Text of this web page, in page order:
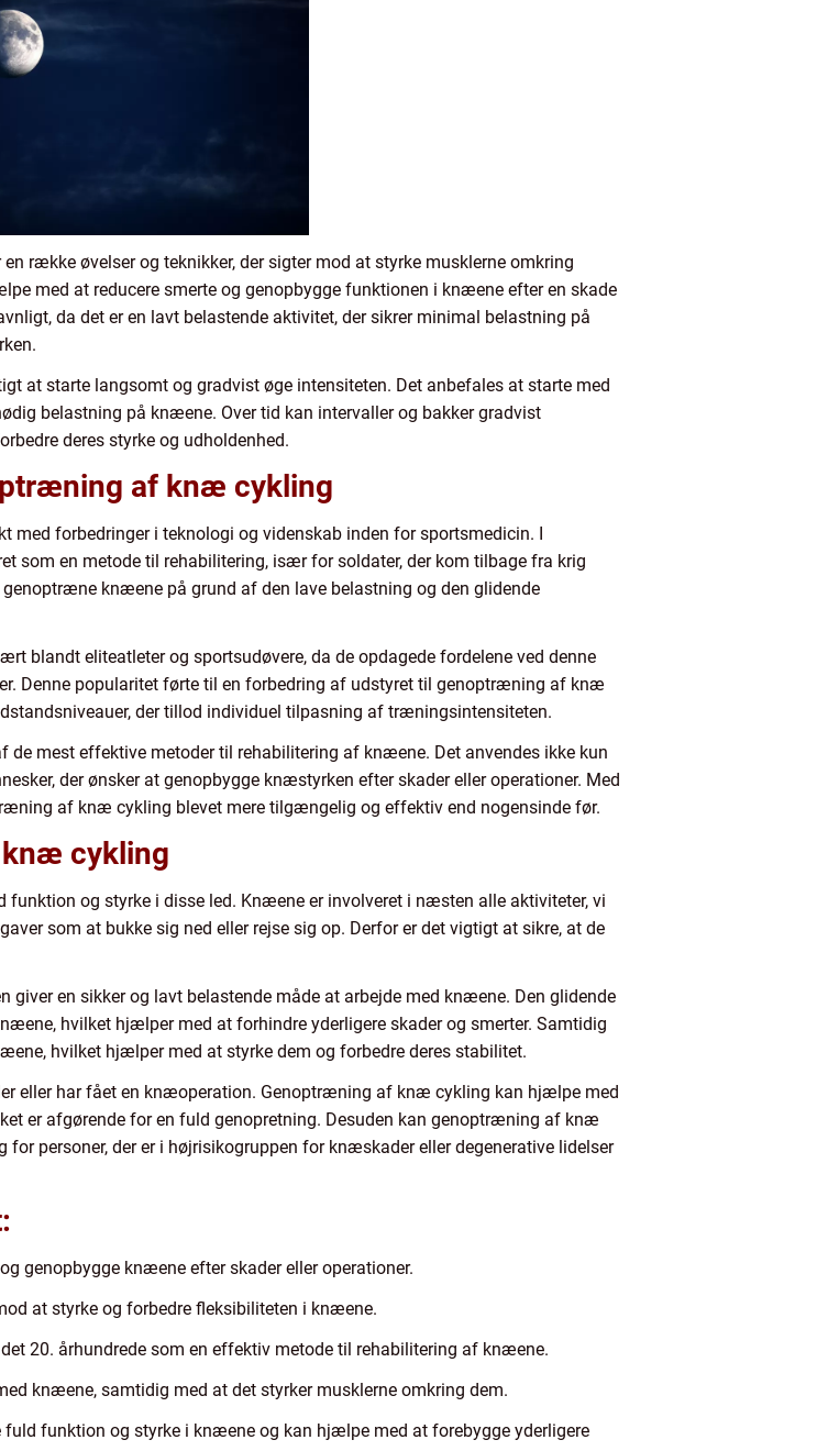
række øvelser og teknikker, der sigter mod at styrke musklerne omkring
med at reducere smerte og genopbygge funktionen i knæene efter en skade
da det er en lavt belastende aktivitet, der sikrer minimal belastning på
at starte langsomt og gradvist øge intensiteten. Det anbefales at starte med
belastning på knæene. Over tid kan intervaller og bakker gradvist
deres styrke og udholdenhed.
af knæ cykling
forbedringer i teknologi og videnskab inden for sportsmedicin. I
som en metode til rehabilitering, især for soldater, der kom tilbage fra krig
knæene på grund af den lave belastning og den glidende
blandt eliteatleter og sportsudøvere, da de opdagede fordelene ved denne
Denne popularitet førte til en forbedring af udstyret til genoptræning af knæ
der tillod individuel tilpasning af træningsintensiteten.
mest effektive metoder til rehabilitering af knæene. Det anvendes ikke kun
der ønsker at genopbygge knæstyrken efter skader eller operationer. Med
af knæ cykling blevet mere tilgængelig og effektiv end nogensinde før.
cykling
og styrke i disse led. Knæene er involveret i næsten alle aktiviteter, vi
som at bukke sig ned eller rejse sig op. Derfor er det vigtigt at sikre, at de
en sikker og lavt belastende måde at arbejde med knæene. Den glidende
hvilket hjælper med at forhindre yderligere skader og smerter. Samtidig
hvilket hjælper med at styrke dem og forbedre deres stabilitet.
eller har fået en knæoperation. Genoptræning af knæ cykling kan hjælpe med
er afgørende for en fuld genopretning. Desuden kan genoptræning af knæ
personer, der er i højrisikogruppen for knæskader eller degenerative lidelser
genopbygge knæene efter skader eller operationer.
at styrke og forbedre fleksibiliteten i knæene.
20. århundrede som en effektiv metode til rehabilitering af knæene.
knæene, samtidig med at det styrker musklerne omkring dem.
funktion og styrke i knæene og kan hjælpe med at forebygge yderligere